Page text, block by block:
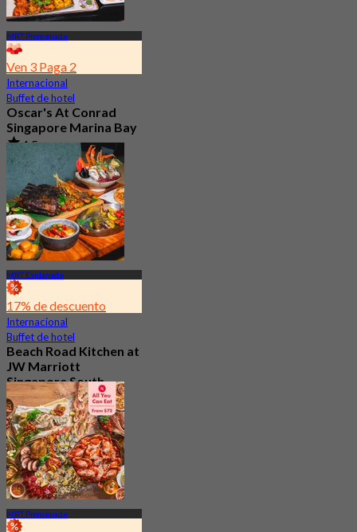
MRT Promenade
Ven 3 Paga 2
Internacional
Buffet de hotel
Oscar's At Conrad
Singapore Marina Bay
4.5
3.2K Reservado
Desde
S$ 54.35
MRT Esplanade
17% de descuento
Internacional
Buffet de hotel
Beach Road Kitchen at
JW Marriott
Singapore South
Beach
5.0
247 Reservado
DesdeS$ 78
MRT Promenade